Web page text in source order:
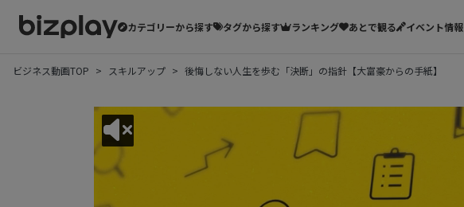
カテゴリーから探す タグから探す ランキング あとで観る イベント情報
ビジネス動画TOP スキルアップ 後悔しない人生を歩む「決断」の指針【大富豪からの手紙】